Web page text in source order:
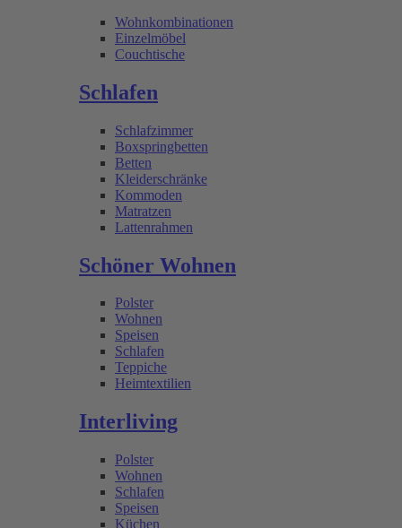
Wohnkombinationen
Einzelmöbel
Couchtische
Schlafen
Schlafzimmer
Boxspringbetten
Betten
Kleiderschränke
Kommoden
Matratzen
Lattenrahmen
Schöner Wohnen
Polster
Wohnen
Speisen
Schlafen
Teppiche
Heimtextilien
Interliving
Polster
Wohnen
Schlafen
Speisen
Küchen